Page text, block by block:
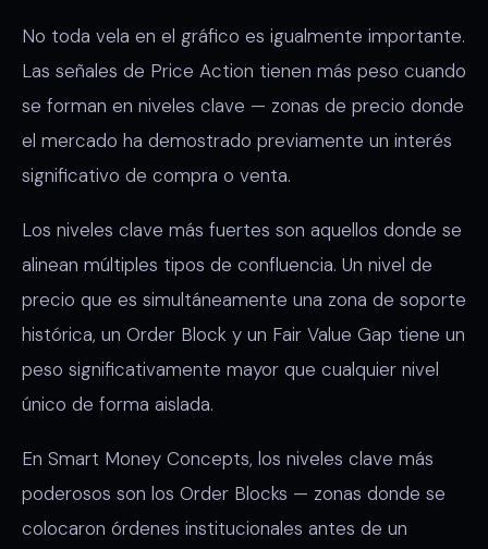
No toda vela en el gráfico es igualmente importante.
Las señales de Price Action tienen más peso cuando
se forman en niveles clave — zonas de precio donde
el mercado ha demostrado previamente un interés
significativo de compra o venta.
Los niveles clave más fuertes son aquellos donde se
alinean múltiples tipos de confluencia. Un nivel de
precio que es simultáneamente una zona de soporte
histórica, un Order Block y un Fair Value Gap tiene un
peso significativamente mayor que cualquier nivel
único de forma aislada.
En Smart Money Concepts, los niveles clave más
poderosos son los Order Blocks — zonas donde se
colocaron órdenes institucionales antes de un